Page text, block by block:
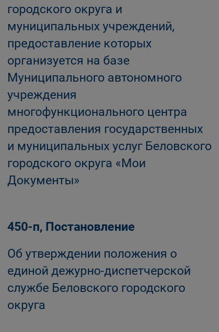
городского округа и
муниципальных учреждений,
предоставление которых
организуется на базе
Муниципального автономного
учреждения
многофункционального центра
предоставления государственных
и муниципальных услуг Беловского
городского округа «Мои
Документы»
450-п, Постановление
Об утверждении положения о
единой дежурно-диспетчерской
службе Беловского городского
округа